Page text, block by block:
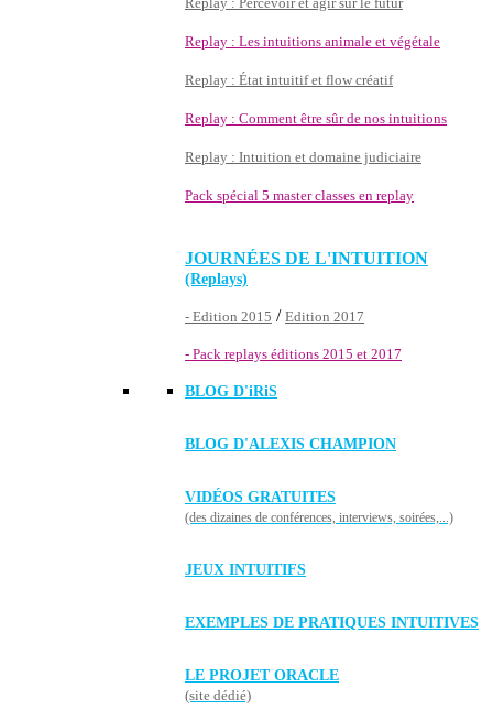
Replay : Les intuitions animale et végétale
Replay : État intuitif et flow créatif
Replay : Comment être sûr de nos intuitions
Replay : Intuition et domaine judiciaire
Pack spécial 5 master classes en replay
JOURNÉES DE L'INTUITION
(Replays)
- Edition 2015 / Edition 2017
- Pack replays éditions 2015 et 2017
BLOG D'iRiS
BLOG D'ALEXIS CHAMPION
VIDÉOS GRATUITES
(des dizaines de conférences, interviews, soirées,...)
JEUX INTUITIFS
EXEMPLES DE PRATIQUES INTUITIVES
LE PROJET ORACLE
(site dédié)